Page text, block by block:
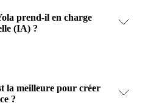
prend-il en charge
(IA) ?
la meilleure pour créer
?